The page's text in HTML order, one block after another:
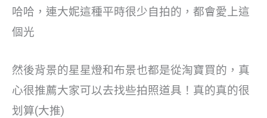
哈哈，連大妮這種平時很少自拍的，都會愛上這
個光
然後背景的星星燈和布景也都是從淘寶買的，真
心很推薦大家可以去找些拍照道具！真的真的很
划算(大推)